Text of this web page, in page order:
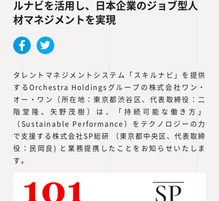
ルナビを活用し、日本企業のジョブ型人
材マネジメントを実現
タレントマネジメントシステム「スキルナビ」を提供
するOrchestra Holdingsグループの株式会社ワン・
オー・ワン（所在地：東京都渋谷区、代表取締役：二
階堂隆、矢野茂樹）は、「持続可能な働き方」
（Sustainable Performance）をテクノロジーの力
で支援する株式会社SP総研 （東京都中央区、代表取締
役：民岡良) と業務提携したことをお知らせいたしま
す。